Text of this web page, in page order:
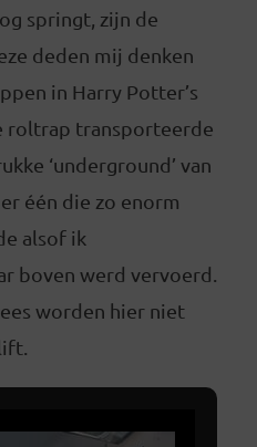
springt, zijn de
deden mij denken
in Harry Potter’s
roltrap transporteerde
‘underground’ van
één die zo enorm
alsof ik
boven werd vervoerd.
worden hier niet